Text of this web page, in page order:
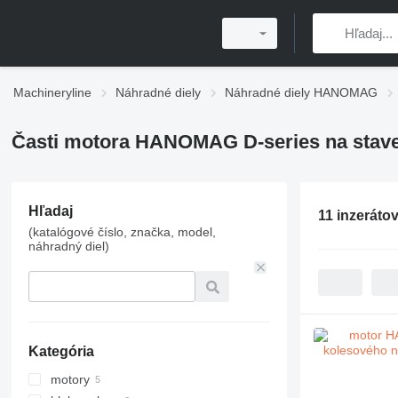
Machineryline Náhradné diely Náhradné diely HANOMAG
Časti motora HANOMAG D-series na
Hľadaj
(katalógové číslo, značka, model,
náhradný diel)
Kategória
motory
11